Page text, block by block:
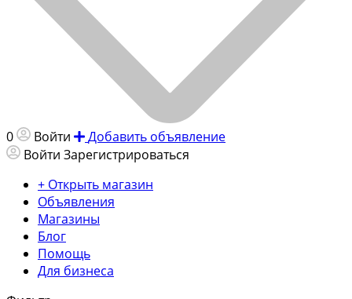
0 Войти
Добавить объявление
Войти Зарегистрироваться
+ Открыть магазин
Объявления
Магазины
Блог
Помощь
Для бизнеса